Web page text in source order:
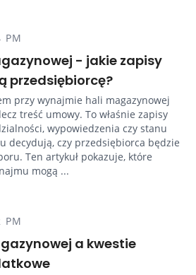
PM
- jakie zapisy
przedsiębiorcę?
przy wynajmie hali magazynowej
treść umowy. To właśnie zapisy
wypowiedzenia czy stanu
decydują, czy przedsiębiorca będzie
Ten artykuł pokazuje, które
mogą ...
PM
a kwestie